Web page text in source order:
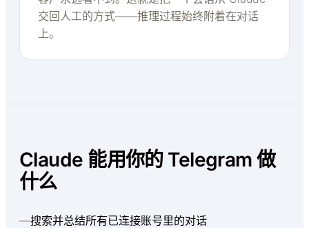
交回人工的方式——推理过程始终附着在对话
上。
Claude 能用你的 Telegram 做
什么
—搜索并总结所有已连接账号里的对话